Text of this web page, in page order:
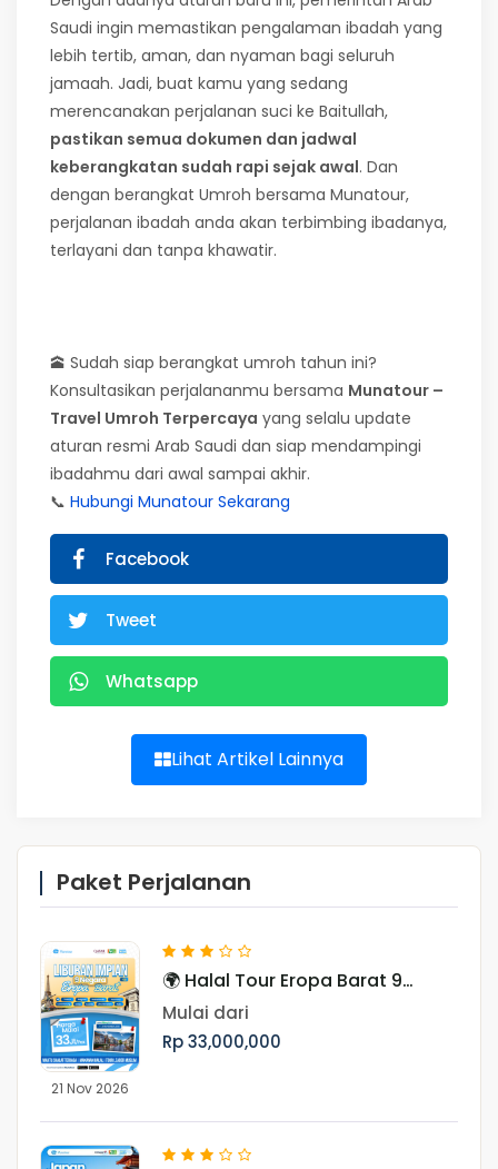
Saudi ingin memastikan pengalaman ibadah yang
lebih tertib, aman, dan nyaman bagi seluruh
jamaah. Jadi, buat kamu yang sedang
merencanakan perjalanan suci ke Baitullah,
pastikan semua dokumen dan jadwal
keberangkatan sudah rapi sejak awal. Dan
dengan berangkat Umroh bersama Munatour,
perjalanan ibadah anda akan terbimbing ibadanya,
terlayani dan tanpa khawatir.
🕋 Sudah siap berangkat umroh tahun ini?
Konsultasikan perjalananmu bersama Munatour –
Travel Umroh Terpercaya yang selalu update
aturan resmi Arab Saudi dan siap mendampingi
ibadahmu dari awal sampai akhir.
📞 Hubungi Munatour Sekarang
Facebook
Tweet
Whatsapp
Lihat Artikel Lainnya
Paket Perjalanan
21 Nov 2026
🌍 Halal Tour Eropa Barat 9
Negara, Periode November
Mulai dari
Rp 33,000,000